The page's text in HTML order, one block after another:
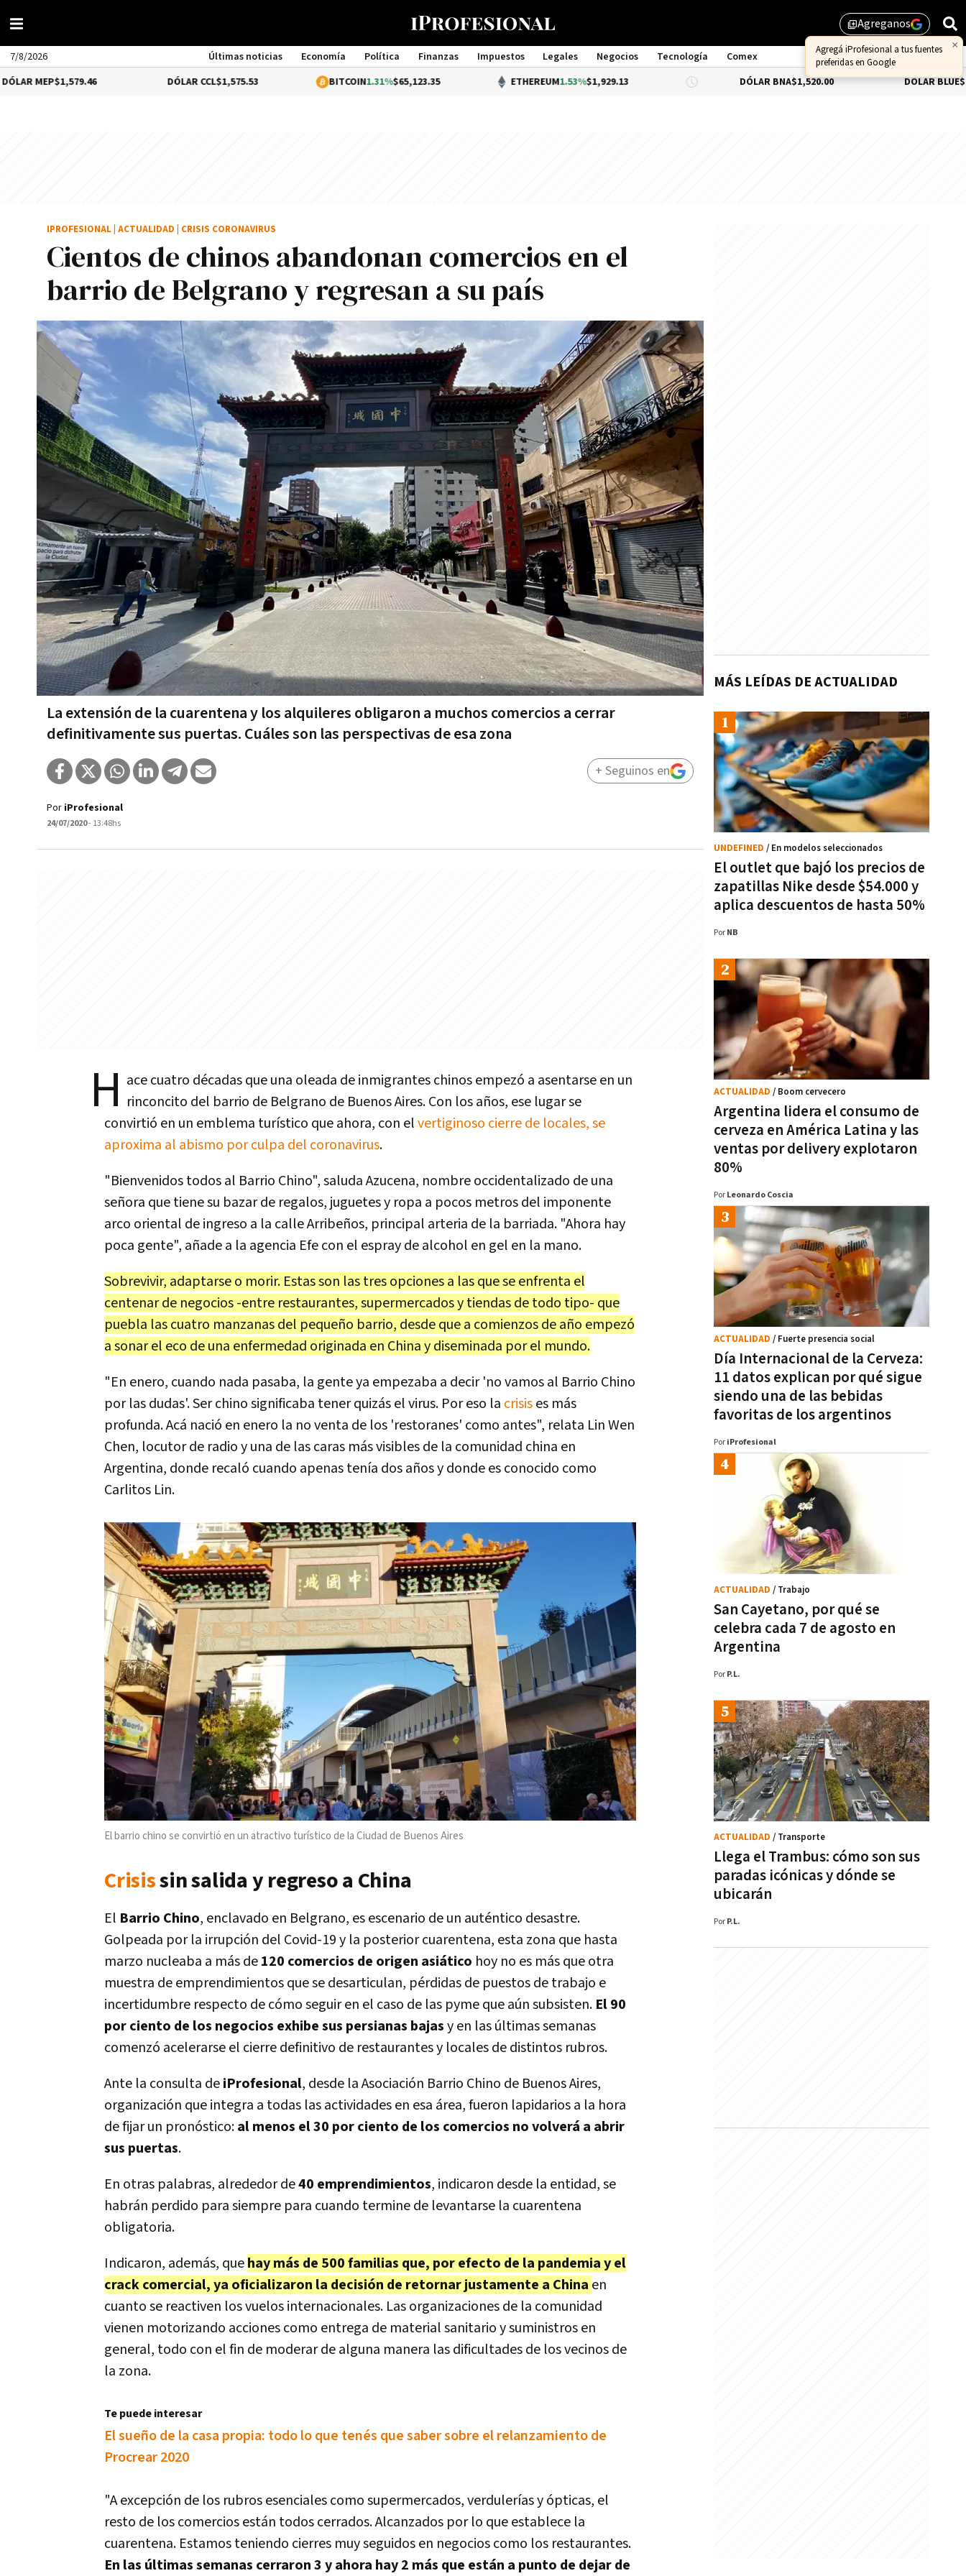
library_addAgreganos
7/8/2026 Últimas noticias Economía Política Finanzas Impuestos Legales Negocios Tecnología
Comex
Management
$1,575.53 1.31%$65,123.35 1.53%$1,929.13 DÓLAR BNA $1,520.00 DÓLAR BLUE$1,530.00
Cientos de chinos abandonan comercios en el
barrio de Belgrano y regresan a su país
La extensión de la cuarentena y los alquileres obligaron a muchos comercios a cerrar
definitivamente sus puertas. Cuáles son las perspectivas de esa zona
IPROFESIONAL ACTUALIDAD CRISIS CORONAVIRUS
Por iProfesional
24/07/2020- 13:48hs
+ Seguinos en
H ace cuatro décadas que una oleada de inmigrantes chinos empezó a asentarse en un
rinconcito del barrio de Belgrano de Buenos Aires. Con los años, ese lugar se
convirtió en un emblema turístico que ahora, con elvertiginoso cierre de locales, se
aproxima al abismo por culpa del coronavirus.
"Bienvenidos todos al Barrio Chino", saluda Azucena, nombre occidentalizado de una
señora que tiene su bazar de regalos, juguetes y ropa a pocos metros del imponente
arco oriental de ingreso a la calle Arribeños, principal arteria de la barriada. "Ahora hay
poca gente", añade a la agencia Efe con el espray de alcohol en gel en la mano.
Sobrevivir, adaptarse o morir. Estas son las tres opciones a las que se enfrenta el
centenar de negocios -entre restaurantes, supermercados y tiendas de todo tipo- que
puebla las cuatro manzanas del pequeño barrio, desde que a comienzos de año empezó
a sonar el eco de una enfermedad originada en China y diseminada por el mundo.
"En enero, cuando nada pasaba, la gente ya empezaba a decir 'no vamos al Barrio Chino
por las dudas'. Ser chino significaba tener quizás el virus. Por eso la crisises más
profunda. Acá nació en enero la no venta de los 'restoranes' como antes", relata Lin Wen
Chen, locutor de radio y una de las caras más visibles de la comunidad china en
Argentina, donde recaló cuando apenas tenía dos años y donde es conocido como
Carlitos Lin.
El barrio chino se convirtió en un atractivo turístico de la Ciudad de Buenos Aires
Crisissin salida y regreso a China
El Barrio Chino, enclavado en Belgrano, es escenario de un auténtico desastre.
Golpeada por la irrupción del Covid-19 y la posterior cuarentena, esta zona que hasta
marzo nucleaba a más de120 comercios de origen asiático hoy no es más que otra
muestra de emprendimientos que se desarticulan, pérdidas de puestos de trabajo e
incertidumbre respecto de cómo seguir en el caso de las pyme que aún subsisten. El 90
por ciento de los negocios exhibe sus persianas bajasy en las últimas semanas
comenzó acelerarse el cierre definitivo de restaurantes y locales de distintos rubros.
Ante la consulta deiProfesional, desde la Asociación Barrio Chino de Buenos Aires,
organización que integra a todas las actividades en esa área, fueron lapidarios a la hora
de fijar un pronóstico:al menos el 30 por ciento de los comercios no volverá a abrir
sus puertas.
En otras palabras, alrededor de40 emprendimientos, indicaron desde la entidad, se
habrán perdido para siempre para cuando termine de levantarse la cuarentena
obligatoria.
Indicaron, además, quehay más de 500 familias que, por efecto de la pandemia y el
crack comercial, ya oficializaron la decisión de retornar justamente a China en
cuanto se reactiven los vuelos internacionales. Las organizaciones de la comunidad
vienen motorizando acciones como entrega de material sanitario y suministros en
general, todo con el fin de moderar de alguna manera las dificultades de los vecinos de
la zona.
Te puede interesar
El sueño de la casa propia: todo lo que tenés que saber sobre el relanzamiento de
Procrear 2020
"A excepción de los rubros esenciales como supermercados, verdulerías y ópticas, el
resto de los comercios están todos cerrados. Alcanzados por lo que establece la
cuarentena. Estamos teniendo cierres muy seguidos en negocios como los restaurantes.
En las últimas semanas cerraron 3 y ahora hay 2 más que están a punto de dejar de
MÁS LEÍDAS DE ACTUALIDAD
El outlet que bajó los precios de
zapatillas Nike desde $54.000 y
aplica descuentos de hasta 50%
UNDEFINED / En modelos seleccionados
Por NB
Argentina lidera el consumo de
cerveza en América Latina y las
ventas por delivery explotaron
80%
ACTUALIDAD / Boom cervecero
Por Leonardo Coscia
Día Internacional de la Cerveza:
11 datos explican por qué sigue
siendo una de las bebidas
favoritas de los argentinos
ACTUALIDAD / Fuerte presencia social
Por iProfesional
San Cayetano, por qué se
celebra cada 7 de agosto en
Argentina
ACTUALIDAD / Trabajo
Por P.L.
Llega el Trambus: cómo son sus
paradas icónicas y dónde se
ubicarán
ACTUALIDAD / Transporte
Por P.L.